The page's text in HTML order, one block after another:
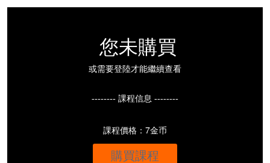
您未購買
或需要登陸才能繼續查看
-------- 課程信息 --------
課程價格：7金币
購買課程